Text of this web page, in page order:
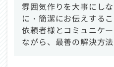
雰囲気作りを大事にし
に・簡潔にお伝えする
依頼者様とコミュニケ
ながら、最善の解決方法